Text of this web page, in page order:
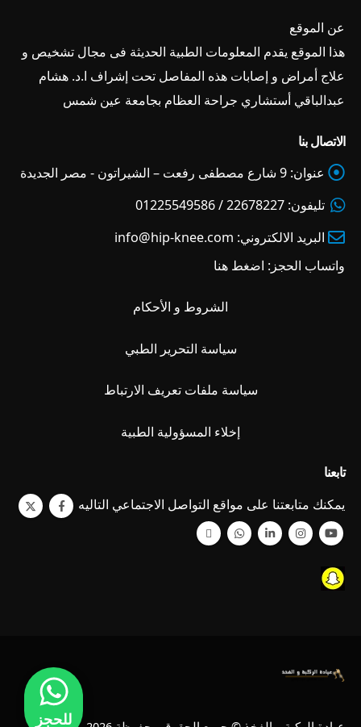
عن الموقع
هذا الموقع يقدم المعلومات الطبية الحديثة فى مجال تشخيص و
علاج أمراض و إصابات هذه المفاصل تحت إشراف ا.د. هشام
عبدالباقي أستشاري جراحة العظام بجامعة عين شمس
الاتصال بنا
عنوان: 9 شارع مصطفى رفعت – الشيراتون - مصر الجديدة
تليفون: 22678227 / 01225549586
البريد الالكتروني: info@hip-knee.com
واتساب الحجز: اضغط هنا
الشروط و الأحكام
سياسة التحرير الطبي
سياسة ملفات تعريف الارتباط
إخلاء المسؤولية الطبية
تابعنا
يمكنك متابعتنا على مواقع التواصل الاجتماعي التاليه
للحجز